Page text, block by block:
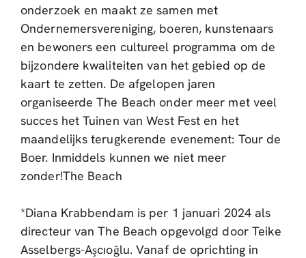
onderzoek en maakt ze samen met
Ondernemersvereniging, boeren, kunstenaars
en bewoners een cultureel programma om de
bijzondere kwaliteiten van het gebied op de
kaart te zetten. De afgelopen jaren
organiseerde The Beach onder meer met veel
succes het Tuinen van West Fest en het
maandelijks terugkerende evenement: Tour de
Boer. Inmiddels kunnen we niet meer
zonder!The Beach
*Diana Krabbendam is per 1 januari 2024 als
directeur van The Beach opgevolgd door Teike
Asselbergs-Aşcıoğlu. Vanaf de oprichting in